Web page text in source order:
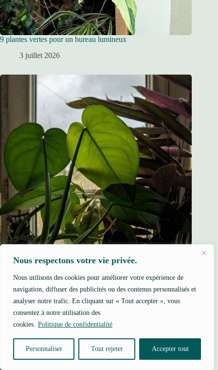
Nous respectons votre vie privée.
Nous utilisons des cookies pour améliorer votre expérience de
navigation, diffuser des publicités ou des contenus personnalisés et
analyser notre trafic. En cliquant sur « Tout accepter », vous
consentez à notre utilisation des
cookies. Politique de confidentialité
Personnaliser Tout rejeter Accepter tout
9 plantes vertes pour un bureau lumineux
3 juillet 2026
[GUIDE]
26 juin 2026